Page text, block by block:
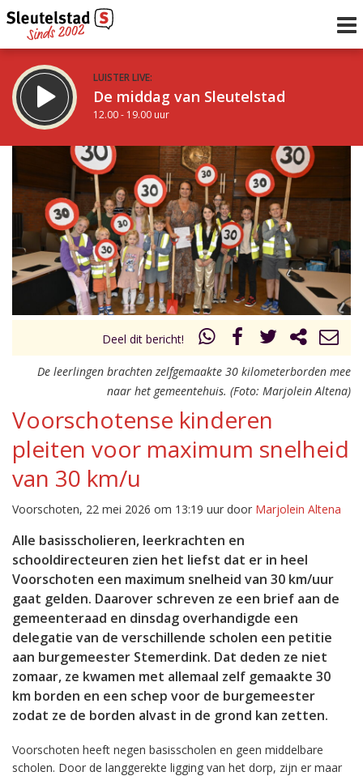
LUISTER LIVE:
De middag van Sleutelstad
12.00 - 19.00 uur
De avond van Sleutelstad
19.00 - 22.00 uur
Vorig uur
uur 1 van 0 Volgend uur
Inklappen
Deel dit bericht!
De leerlingen brachten zelfgemaakte 30 kilometerborden mee
naar het gemeentehuis. (Foto: Marjolein Altena)
Voorschotense kinderen
pleiten voor maximum snelheid
van 30 km/u
Voorschoten, 22 mei 2026 om 13:19 uur door Marjolein Altena
Alle basisscholieren, leerkrachten en
schooldirecteuren zien het liefst dat er in heel
Voorschoten een maximum snelheid van 30 km/uur
gaat gelden. Daarover schreven ze een brief aan de
gemeenteraad en dinsdag overhandigde een
delegatie van de verschillende scholen een petitie
aan burgemeester Stemerdink. Dat deden ze niet
zomaar, ze kwamen met allemaal zelf gemaakte 30
km borden en een schep voor de burgemeester
zodat ze de borden alvast in de grond kan zetten.
Voorschoten heeft negen basisscholen en geen middelbare
scholen. Door de langgerekte ligging van het dorp, zijn er maar